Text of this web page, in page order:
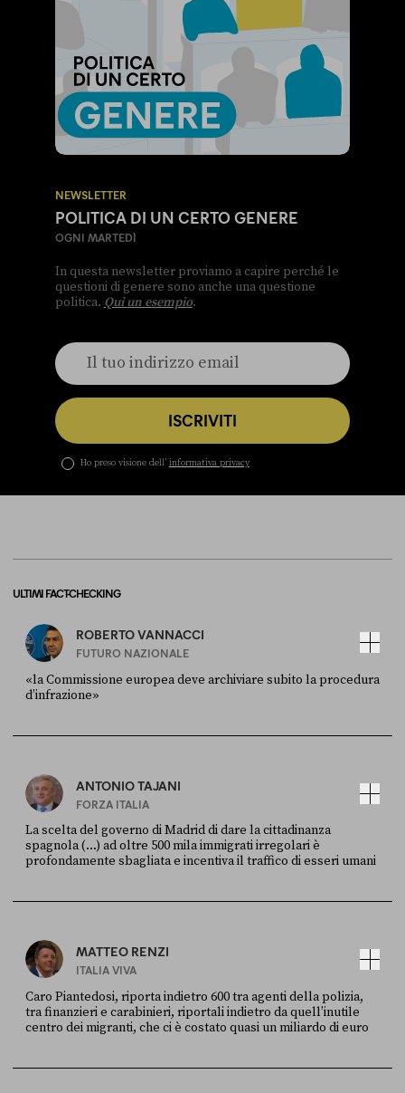
NEWSLETTER
POLITICA DI UN CERTO GENERE
OGNI MARTEDÌ
In questa newsletter proviamo a capire perché le
questioni di genere sono anche una questione
politica. Qui un esempio.
ISCRIVITI
Ho preso visione dell’ informativa privacy
ULTIMI FACT-CHECKING
ROBERTO VANNACCI
FUTURO NAZIONALE
«la Commissione europea deve archiviare subito la procedura
d’infrazione»
ANTONIO TAJANI
FORZA ITALIA
La scelta del governo di Madrid di dare la cittadinanza
spagnola (...) ad oltre 500 mila immigrati irregolari è
profondamente sbagliata e incentiva il traffico di esseri umani
MATTEO RENZI
ITALIA VIVA
Caro Piantedosi, riporta indietro 600 tra agenti della polizia,
tra finanzieri e carabinieri, riportali indietro da quell’inutile
centro dei migranti, che ci è costato quasi un miliardo di euro